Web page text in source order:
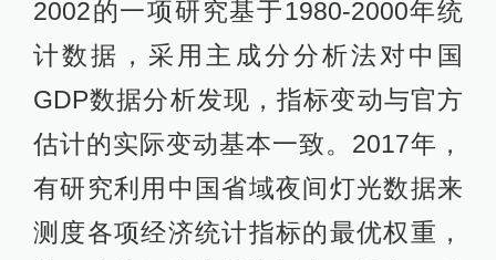
2002的一项研究基于1980-2000年统
计数据，采用主成分分析法对中国
GDP数据分析发现，指标变动与官方
估计的实际变动基本一致。2017年，
有研究利用中国省域夜间灯光数据来
测度各项经济统计指标的最优权重，